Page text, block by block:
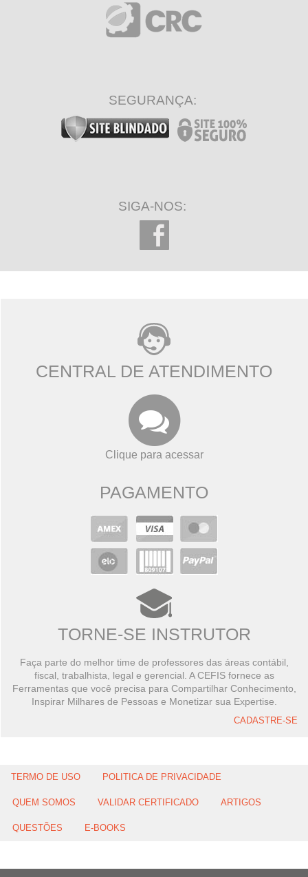
SEGURANÇA:
SIGA-NOS:
CENTRAL DE ATENDIMENTO
Clique para acessar
PAGAMENTO
TORNE-SE INSTRUTOR
Faça parte do melhor time de professores das áreas contábil,
fiscal, trabalhista, legal e gerencial. A CEFIS fornece as
Ferramentas que você precisa para Compartilhar Conhecimento,
Inspirar Milhares de Pessoas e Monetizar sua Expertise.
CADASTRE-SE
TERMO DE USO POLITICA DE PRIVACIDADE
QUEM SOMOS VALIDAR CERTIFICADO ARTIGOS
QUESTÕES E-BOOKS